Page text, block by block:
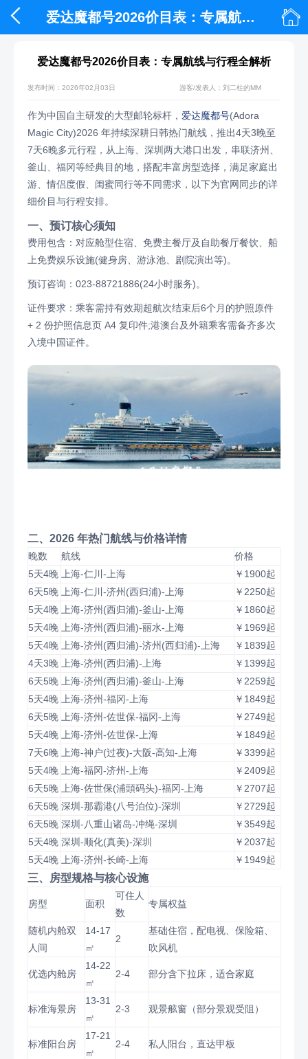
 爱达魔都号2026价目表：专属航线与行程全解析 
爱达魔都号2026价目表：专属航线与行程全解析
发布时间：2026年02月03日 游客/发表人：刘二柱的MM
作为中国自主研发的大型邮轮标杆， 爱达魔都号(Adora
Magic City)2026 年持续深耕日韩热门航线，推出4天3晚至
7天6晚多元行程，从上海、深圳两大港口出发，串联济州、
釜山、福冈等经典目的地，搭配丰富房型选择，满足家庭出
游、情侣度假、闺蜜同行等不同需求，以下为官网同步的详
细价目与行程安排。
一、预订核心须知
费用包含：对应舱型住宿、免费主餐厅及自助餐厅餐饮、船
上免费娱乐设施(健身房、游泳池、剧院演出等)。
预订咨询：023-88721886(24小时服务)。
证件要求：乘客需持有效期超航次结束后6个月的护照原件
+ 2 份护照信息页 A4 复印件;港澳台及外籍乘客需备齐多次
入境中国证件。
二、2026 年热门航线与价格详情
晚数 航线
价格
5天4晚
上海-仁川-上海
￥1900起
6天5晚
上海-仁川-济州(西归浦)-上海
￥2250起
5天4晚
上海-济州(西归浦)-釜山-上海
￥1860起
5天4晚
上海-济州(西归浦)-丽水-上海
￥1969起
5天4晚
上海-济州(西归浦)-济州(西归浦)-上海
￥1839起
4天3晚
上海-济州(西归浦)-上海
￥1399起
6天5晚
上海-济州(西归浦)-釜山-上海
￥2259起
5天4晚
上海-济州-福冈-上海
￥1849起
6天5晚
上海-济州-佐世保-福冈-上海
￥2749起
5天4晚
上海-济州-佐世保-上海
￥1849起
7天6晚
上海-神户(过夜)-大阪-高知-上海
￥3399起
5天4晚
上海-福冈-济州-上海
￥2409起
6天5晚
上海-佐世保(浦頭码头)-福冈-上海
￥2707起
6天5晚 深圳-那霸港(八号泊位)-深圳
￥2729起
6天5晚 深圳-八重山诸岛-冲绳-深圳
￥3549起
5天4晚 深圳-顺化(真美)-深圳
￥2037起
5天4晚
上海-济州-长崎-上海 ￥1949起
三、房型规格与核心设施
房型 面积
可住人
数
专属权益
随机内舱双
人间
14-17
㎡
2
基础住宿，配电视、保险箱、
吹风机
优选内舱房
14-22
㎡
2-4 部分含下拉床，适合家庭
标准海景房
13-31
㎡
2-3 观景舷窗（部分景观受阻）
标准阳台房
17-21
㎡
2-4 私人阳台，直达甲板